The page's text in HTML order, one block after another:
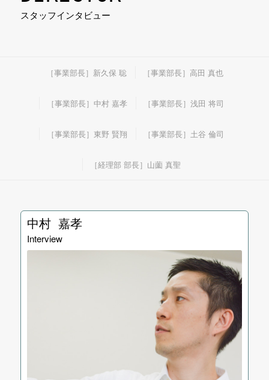
スタッフインタビュー
［事業部長］新久保 聡 ［事業部長］高田 真也
［事業部長］中村 嘉孝 ［事業部長］浅田 将司
［事業部長］東野 賢翔 ［事業部長］土谷 倫司
［経理部 部長］山薗 真聖
中村 嘉孝
Interview